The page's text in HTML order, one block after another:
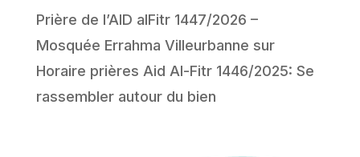
Prière de l’AID alFitr 1447/2026 –
Mosquée Errahma Villeurbanne sur
Horaire prières Aid Al-Fitr 1446/2025: Se
rassembler autour du bien